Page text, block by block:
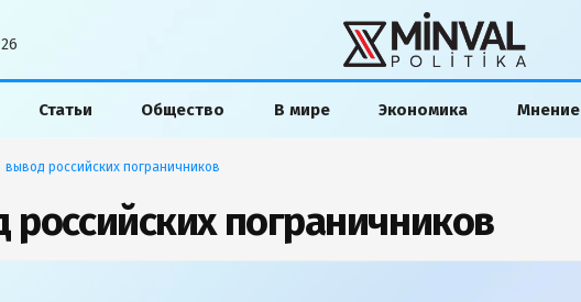
Статьи Общество В мире Экономика Мнение
вывод российских пограничников
российских пограничников